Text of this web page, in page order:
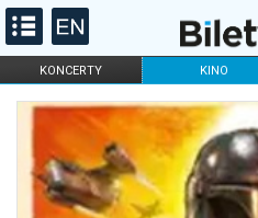
KONCERTY KINO
FILHARMONIA OPERA I BALET
ONLINE